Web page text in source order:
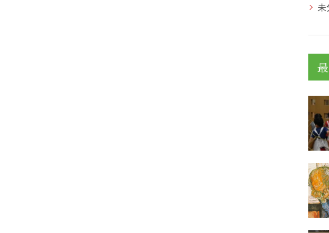
未